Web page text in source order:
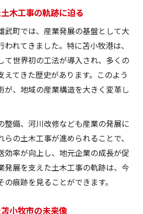
見る苫小牧と雄武町の成長
導いた苫小牧・雄武町の発展
解く地域成長と土木のつながり
支えた産業基盤の形成過程
寄与する土木の工学的意義
した土木の役割を紐解く
不可欠な土木工事の実態
発展の基盤を築いた理由
新産業誘致と地域の変革
武町の産業成長に果たした土木
木工事の軌跡に迫る
武町では、産業発展の基盤として大
れてきました。特に苫小牧港は、
て世界初の工法が導入され、多くの
えてきた歴史があります。このよう
が、地域の産業構造を大きく変革し
整備、河川改修なども産業の発展に
の土木工事が進められることで、
効率が向上し、地元企業の成長が促
発展を支えた土木工事の軌跡は、今
痕跡を見ることができます。
小牧市の未来像